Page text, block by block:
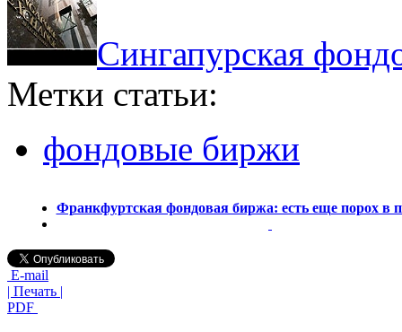
Сингапурская
Метки статьи:
фондовые биржи
Франкфуртская фондовая биржа: есть еще порох в
E-mail
| Печать |
PDF